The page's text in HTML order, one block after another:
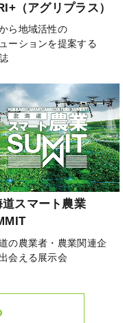
（アグリプラス）
ら地域活性の
ーションを提案する
道スマート農業
の農業者・農業関連企
会える展示会